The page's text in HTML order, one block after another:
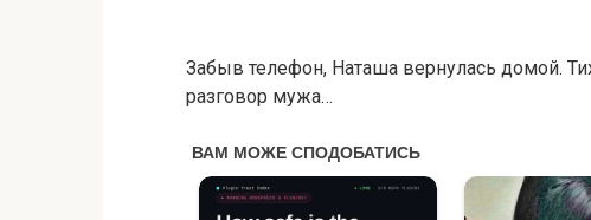
Забыв телефон, Наташа вернулась домой.
разговор мужа…